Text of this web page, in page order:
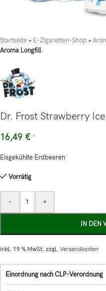
Startseite » E-Zigaretten-Shop »
Aroma Longfill
Dr. Frost Strawberry
16,49 € *
Eisgekühlte Erdbeeren
Vorrätig
- +
IN DEN
inkl. 19 % MwSt. zzgl. Versandkosten
Einordnung nach CLP-Verordnung